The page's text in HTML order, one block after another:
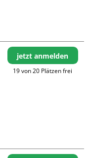
jetzt anmelden
19 von 20 Plätzen frei